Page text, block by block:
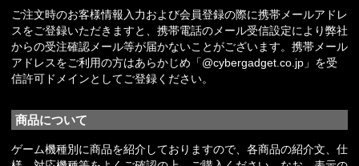
ご注文時のお客様情報入力および会員登録の際に携帯メールアドレ
スをご登録いただきますと、携帯電話のメール受信設定により弊社
からの受注確認メール等が届かないことがございます。携帯メール
アドレスをご利用の方はあらかじめ「@cybergadget.co.jp」を受
信許可ドメインとしてご登録ください。
商品について
ゲーム機種別に商品を紹介しておりますので、各商品の紹介文、仕